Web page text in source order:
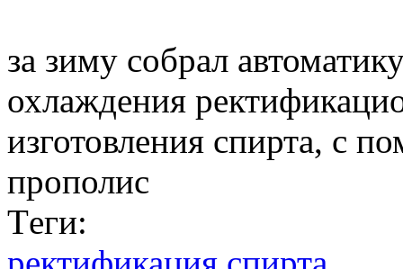
за зиму собрал
охлаждения
изготовления спирта, с
прополис
Тeги: